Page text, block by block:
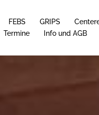
FEBS GRIPS
Termine Info und AGB